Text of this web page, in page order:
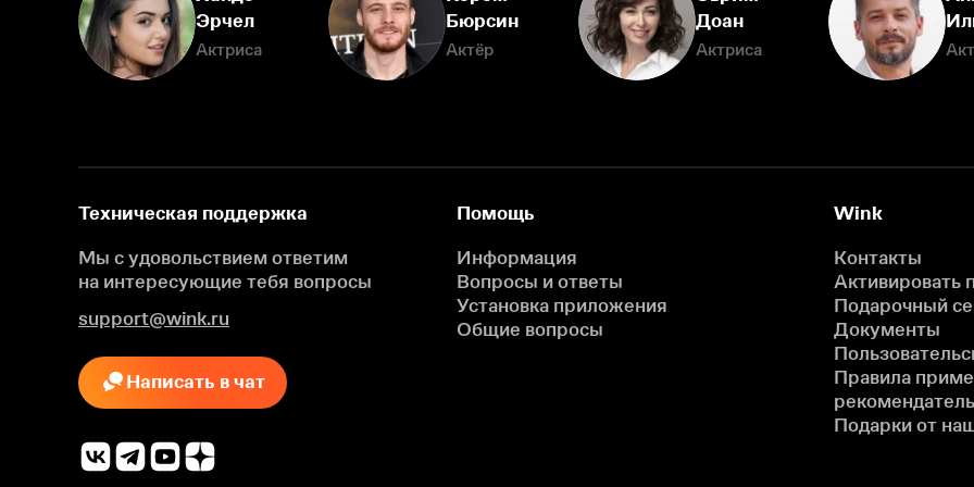
Эрчел
Актриса
Бюрсин
Актёр
Доан
Актриса
Техническая поддержка
Мы с удовольствием ответим
на интересующие тебя вопросы
support@wink.ru
Написать в чат
Помощь
Информация
Вопросы и ответы
Установка приложения
Общие вопросы
Wink
Контакты
Активировать
Подарочный
Документы
Правила
Подарки от